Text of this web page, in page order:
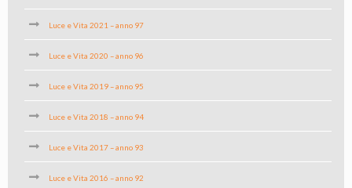
Luce e Vita 2021 – anno 97
Luce e Vita 2020 – anno 96
Luce e Vita 2019 – anno 95
Luce e Vita 2018 – anno 94
Luce e Vita 2017 – anno 93
Luce e Vita 2016 – anno 92